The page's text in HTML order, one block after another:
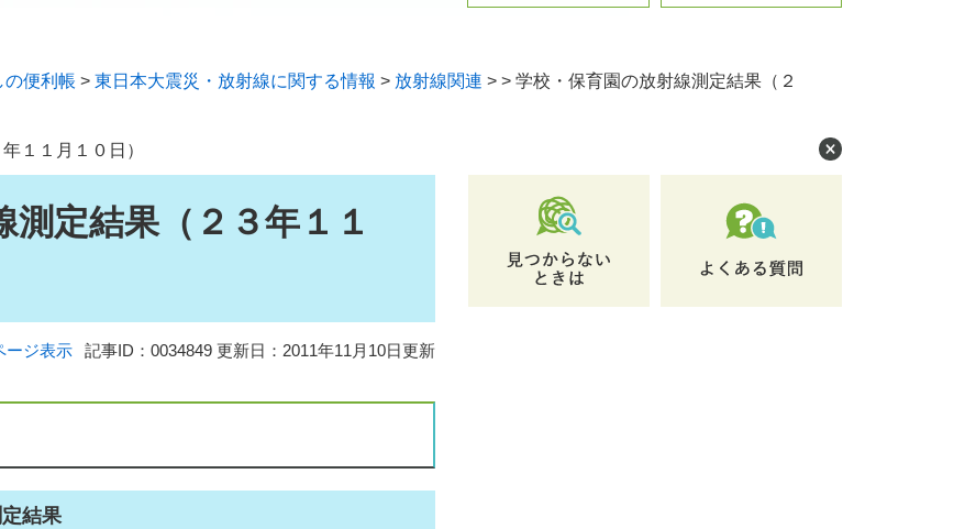
の便利帳 > 東日本大震災・放射線に関する情報 > 放射線関連 > > 学校・保育園の放射線測定結果（２
１１月１０日）
定結果（２３年１１
ージ表示 記事ID：0034849 更新日：2011年11月10日更新
結果